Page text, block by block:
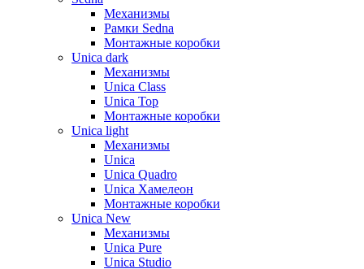
Механизмы
Рамки Sedna
Монтажные коробки
Unica dark
Механизмы
Unica Class
Unica Top
Монтажные коробки
Unica light
Механизмы
Unica
Unica Quadro
Unica Хамелеон
Монтажные коробки
Unica New
Механизмы
Unica Pure
Unica Studio